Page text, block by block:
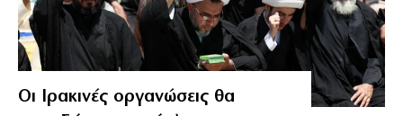
Οι Ιρακινές οργανώσεις θα